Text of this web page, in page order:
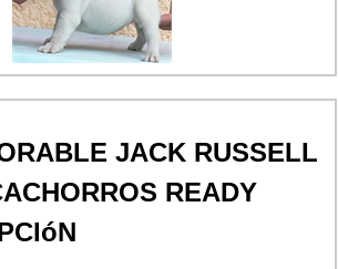
JACK RUSSELL
READY